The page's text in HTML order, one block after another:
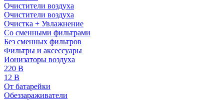
Очистители воздуха
Очистители воздуха
Очистка + Увлажнение
Cо сменными фильтрами
Без сменных фильтров
Фильтры и аксессуары
Ионизаторы воздуха
220 В
12 В
От батарейки
Обеззараживатели